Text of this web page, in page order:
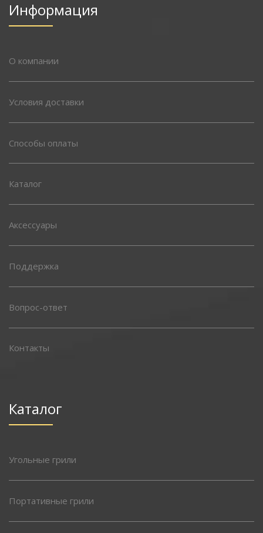
Информация
О компании
Условия доставки
Способы оплаты
Каталог
Аксессуары
Поддержка
Вопрос-ответ
Контакты
Каталог
Угольные грили
Портативные грили